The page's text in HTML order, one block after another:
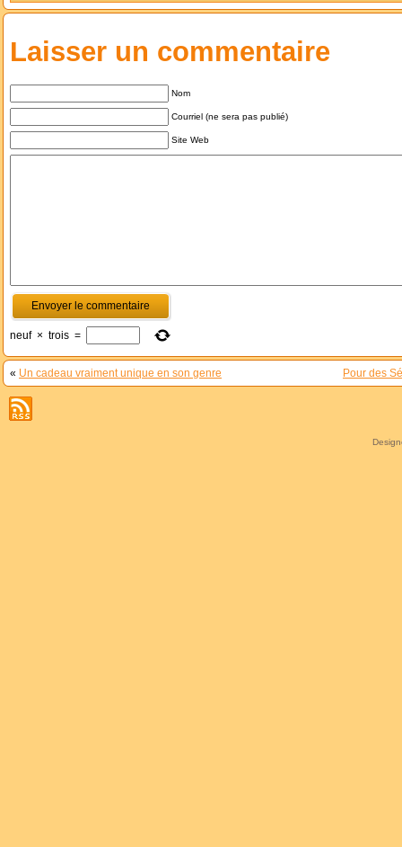
Laisser un commentaire
Nom
Courriel (ne sera pas publié)
Site Web
neuf × trois =
« Un cadeau vraiment unique en son genre Pour des